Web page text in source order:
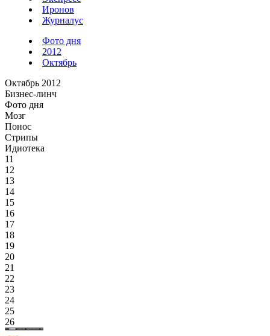
Иронов
Журналус
Фото дня
2012
Октябрь
Октябрь 2012
Бизнес-линч
Фото дня
Мозг
Понос
Стрипы
Идиотека
11
12
13
14
15
16
17
18
19
20
21
22
23
24
25
26